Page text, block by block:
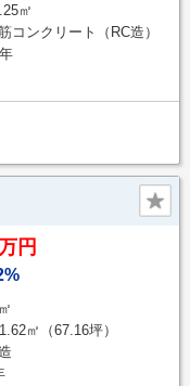
㎡
コンクリート（RC造）
円
㎡（67.16坪）